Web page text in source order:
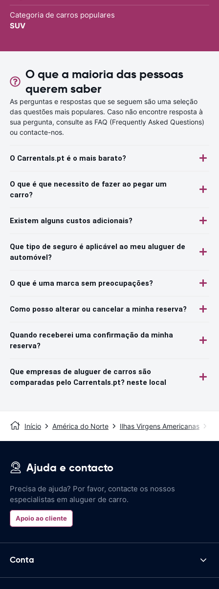
Categoria de carros populares
SUV
O que a maioria das pessoas
querem saber
As perguntas e respostas que se seguem são uma seleção
das questões mais populares. Caso não encontre resposta à
sua pergunta, consulte as FAQ (Frequently Asked Questions)
ou contacte-nos.
O Carrentals.pt é o mais barato?
O que é que necessito de fazer ao pegar um
carro?
Existem alguns custos adicionais?
Que tipo de seguro é aplicável ao meu aluguer de
automóvel?
O que é uma marca sem preocupações?
Como posso alterar ou cancelar a minha reserva?
Quando receberei uma confirmação da minha
reserva?
Que empresas de aluguer de carros são
comparadas pelo Carrentals.pt? neste local
Início América do Norte Ilhas Virgens Americanas
Ajuda e contacto
Precisa de ajuda? Por favor, contacte os nossos
especialistas em aluguer de carro.
Apoio ao cliente
Conta